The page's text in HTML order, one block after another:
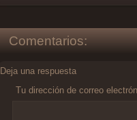
Comentarios:
Deja una respuesta
Tu dirección de correo